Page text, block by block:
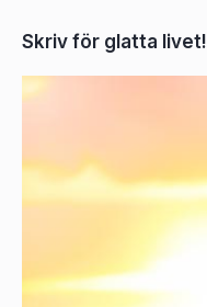
Skriv för glatta livet!